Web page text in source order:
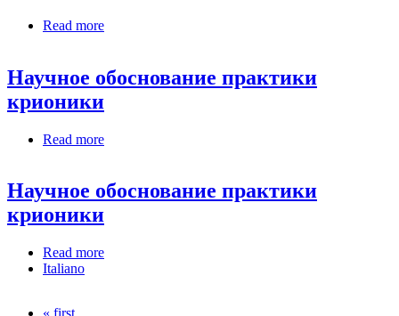
Read more
Научное обоснование практики
крионики
Read more
Научное обоснование практики
крионики
Read more
Italiano